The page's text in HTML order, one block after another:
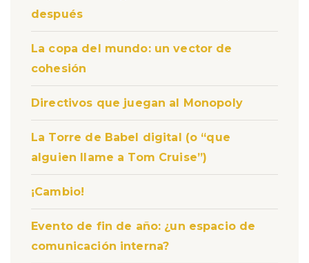
después
La copa del mundo: un vector de
cohesión
Directivos que juegan al Monopoly
La Torre de Babel digital (o “que
alguien llame a Tom Cruise”)
¡Cambio!
Evento de fin de año: ¿un espacio de
comunicación interna?